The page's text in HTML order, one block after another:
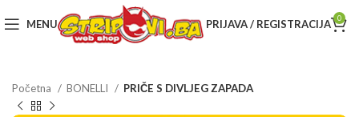
MENU PRIJAVA / REGISTRACIJA 0
Početna BONELLI PRIČE S DIVLJEG ZAPADA